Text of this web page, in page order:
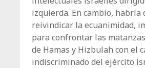
izquierda. En cambio, habría
reivindicar la ecuanimidad,
para confrontar las
de Hamas y Hizbulah con el
indiscriminado del ejército